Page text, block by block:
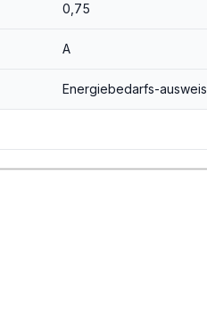
0,75
A
Energiebedarfs-ausweis